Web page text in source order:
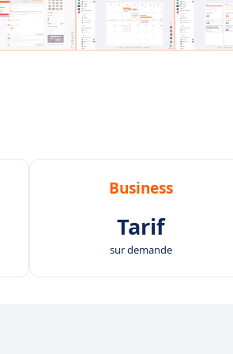
Business
Tarif
sur demande